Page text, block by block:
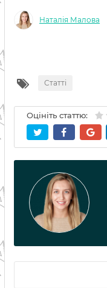
Наталія Малова
Статті
Оцініть статтю: